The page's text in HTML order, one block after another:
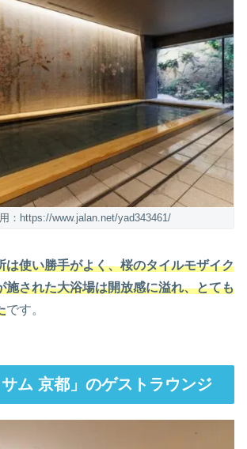
：https://www.jalan.net/yad343461/
は使い勝手がよく、桜のタイルモザイク
施された大浴場は開放感に溢れ、とても
です。
サム 京都」のゲストラウンジ